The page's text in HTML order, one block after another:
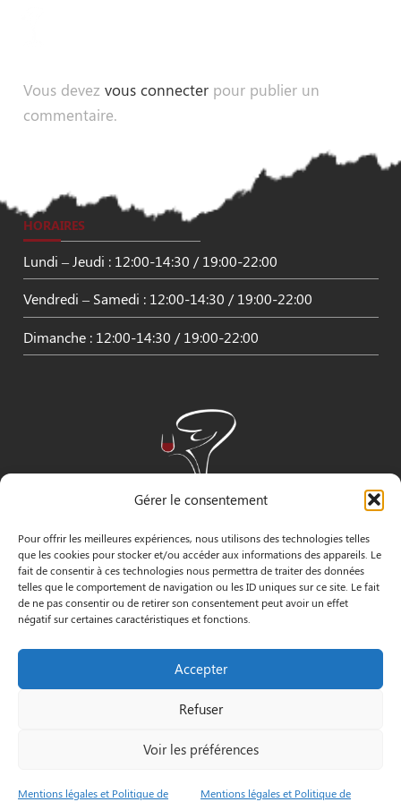
Gérer le consentement
Pour offrir les meilleures expériences, nous utilisons des technologies telles
que les cookies pour stocker et/ou accéder aux informations des appareils. Le
fait de consentir à ces technologies nous permettra de traiter des données
telles que le comportement de navigation ou les ID uniques sur ce site. Le fait
de ne pas consentir ou de retirer son consentement peut avoir un effet
négatif sur certaines caractéristiques et fonctions.
Accepter
Refuser
Voir les préférences
Mentions légales et Politique de Mentions légales et Politique de
Vous devez vous connecterpour publier un
commentaire.
HORAIRES
Lundi – Jeudi : 12:00-14:30 / 19:00-22:00
Vendredi – Samedi : 12:00-14:30 / 19:00-22:00
Dimanche : 12:00-14:30 / 19:00-22:00
INFORMATIONS
3 Pass. Henri Gautier, 44600 Saint-Nazaire